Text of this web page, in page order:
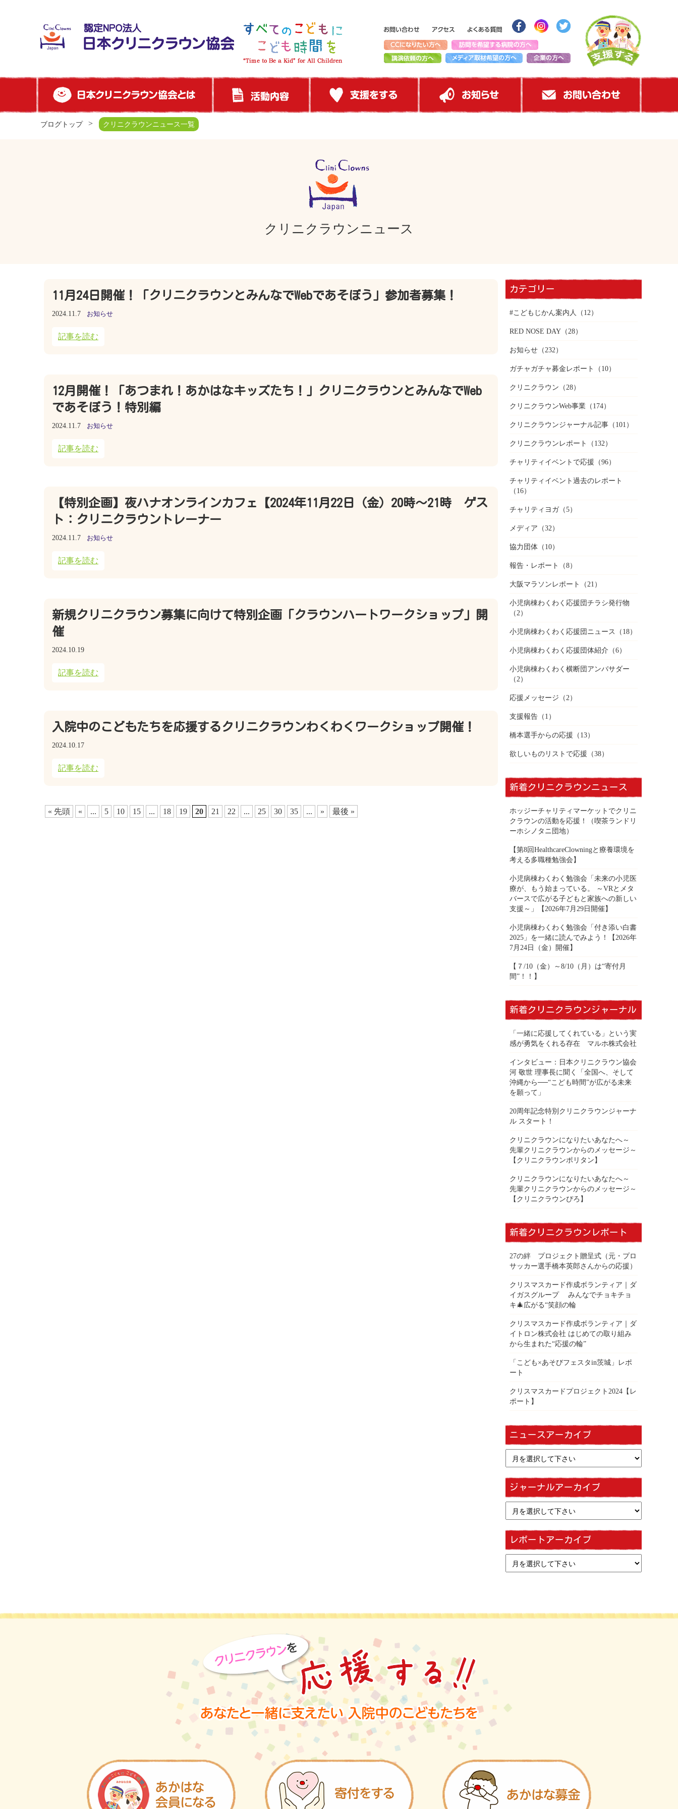
ブログトップ クリニクラウンニュース一覧
クリニクラウンニュース
11月24日開催！「クリニクラウンとみんなでWebであそぼう」参加者募集！
2024.11.7 お知らせ
記事を読む
12月開催！「あつまれ！あかはなキッズたち！」クリニクラウンとみんなでWeb
であそぼう！特別編
2024.11.7 お知らせ
記事を読む
【特別企画】夜ハナオンラインカフェ【2024年11月22日（金）20時～21時 ゲス
ト：クリニクラウントレーナー
2024.11.7 お知らせ
記事を読む
新規クリニクラウン募集に向けて特別企画「クラウンハートワークショップ」開
催
2024.10.19
記事を読む
入院中のこどもたちを応援するクリニクラウンわくわくワークショップ開催！
2024.10.17
記事を読む
« 先頭 « ... 5 10 15 ... 18 19 20 21 22 ... 25 30 35 ... » 最後 »
カテゴリー
#こどもじかん案内人 （12）
RED NOSE DAY （28）
お知らせ （232）
ガチャガチャ募金レポート （10）
クリニクラウン （28）
クリニクラウンWeb事業 （174）
クリニクラウンジャーナル記事 （101）
クリニクラウンレポート （132）
チャリティイベントで応援 （96）
チャリティイベント過去のレポート
（16）
チャリティヨガ（5）
メディア （32）
協力団体 （10）
報告・レポート （8）
大阪マラソンレポート （21）
小児病棟わくわく応援団チラシ発行物
（2）
小児病棟わくわく応援団ニュース （18）
小児病棟わくわく応援団体紹介 （6）
小児病棟わくわく横断団アンバサダー
（2）
応援メッセージ （2）
支援報告 （1）
橋本選手からの応援 （13）
欲しいものリストで応援 （38）
新着クリニクラウンニュース
ホッジーチャリティマーケットでクリニ
クラウンの活動を応援！（喫茶ランドリ
ーホシノタニ団地）
【第8回HealthcareClowningと療養環境を
考える多職種勉強会】
小児病棟わくわく勉強会「未来の小児医
療が、もう始まっている。 ～VRとメタ
バースで広がる子どもと家族への新しい
支援～」【2026年7月29日開催】
小児病棟わくわく勉強会「付き添い白書
2025」を一緒に読んでみよう！【2026年
7月24日（金）開催】
【７/10（金）～8/10（月）は“寄付月
間”！！】
新着クリニクラウンジャーナル
「一緒に応援してくれている」という実
感が勇気をくれる存在 マルホ株式会社
インタビュー：日本クリニクラウン協会
河 敬世 理事長に聞く「全国へ、そして
沖縄から──“こども時間”が広がる未来
を願って」
20周年記念特別クリニクラウンジャーナ
ル スタート！
クリニクラウンになりたいあなたへ～
先輩クリニクラウンからのメッセージ～
【クリニクラウンポリタン】
クリニクラウンになりたいあなたへ～
先輩クリニクラウンからのメッセージ～
【クリニクラウンぴろ】
新着クリニクラウンレポート
27の絆 プロジェクト贈呈式（元・プロ
サッカー選手橋本英郎さんからの応援）
クリスマスカード作成ボランティア｜ダ
イガスグループ みんなでチョキチョ
キ🎄広がる“笑顔の輪
クリスマスカード作成ボランティア｜ダ
イトロン株式会社 はじめての取り組み
から生まれた“応援の輪”
「こども×あそびフェスタin茨城」レポ
ート
クリスマスカードプロジェクト2024【レ
ポート】
ニュースアーカイブ
ジャーナルアーカイブ
レポートアーカイブ